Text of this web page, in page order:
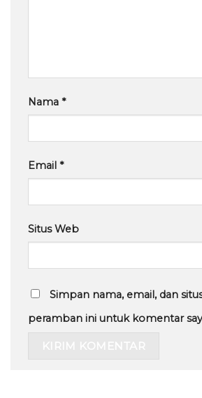
Nama *
Email *
Situs Web
Simpan nama, email, dan
peramban ini untuk komentar